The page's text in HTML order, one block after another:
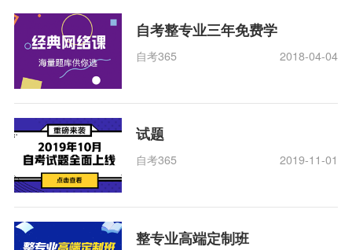
自考整专业三年免费学
自考365 2018-04-04
试题
自考365 2019-11-01
整专业高端定制班